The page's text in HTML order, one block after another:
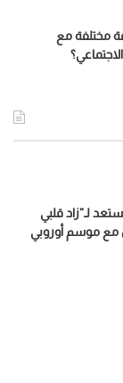
مختلفة مع
لـ”زاد قلبي
مع موسم أوروبي